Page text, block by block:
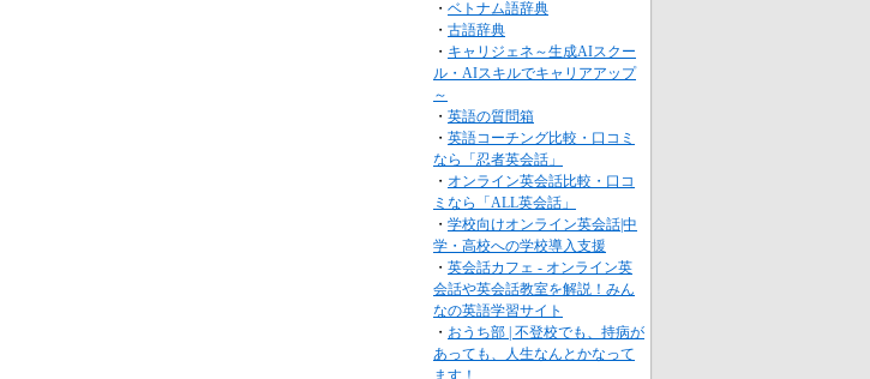
・ ベトナム語辞典
・ 古語辞典
・ キャリジェネ～生成AIスクー
ル・AIスキルでキャリアアップ
～
・ 英語の質問箱
・ 英語コーチング比較・口コミ
なら「忍者英会話」
・ オンライン英会話比較・口コ
ミなら「ALL英会話」
・ 学校向けオンライン英会話|中
学・高校への学校導入支援
・ 英会話カフェ - オンライン英
会話や英会話教室を解説！みん
なの英語学習サイト
・ おうち部 | 不登校でも、持病が
あっても、人生なんとかなって